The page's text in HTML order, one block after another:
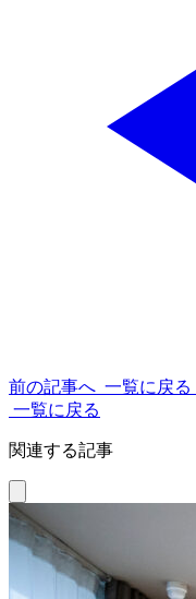
前の記事へ 一覧に戻る
一覧に戻る
関連する記事